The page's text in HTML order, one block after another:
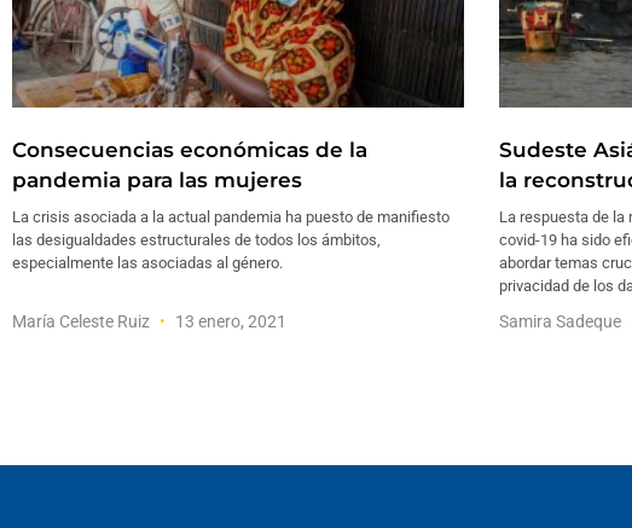
Consecuencias económicas de la
pandemia para las mujeres
La crisis asociada a la actual pandemia ha puesto de manifiesto
las desigualdades estructurales de todos los ámbitos,
especialmente las asociadas al género.
María Celeste Ruiz 13 enero, 2021
Sudeste
la
La respuesta de la
covid-19 ha sido
abordar temas
privacidad de los
Samira Sadeque